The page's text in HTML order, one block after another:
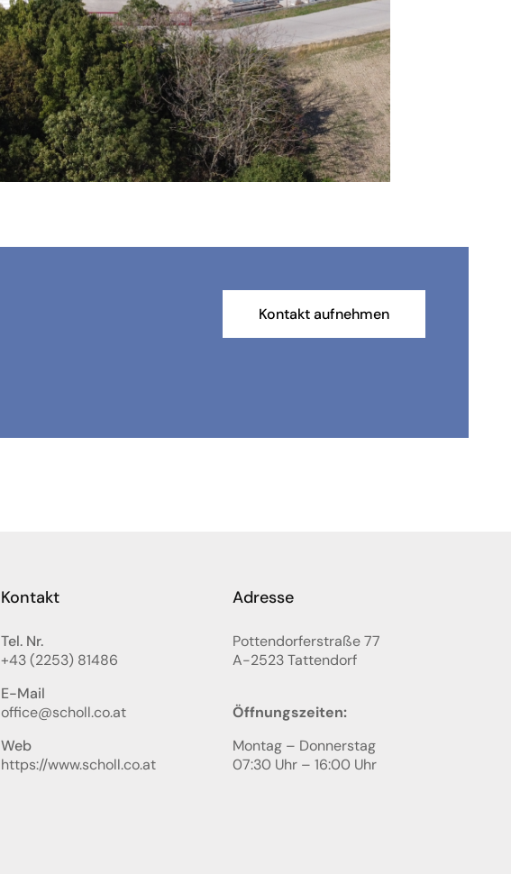
Kontakt aufnehmen
Kontakt
Tel. Nr.
+43 (2253) 81486
E-Mail
office@scholl.co.at
Web
https://www.scholl.co.at
Adresse
Pottendorferstraße 77
A-2523Tattendorf
Öffnungszeiten:
Montag – Donnerstag
07:30 Uhr – 16:00 Uhr